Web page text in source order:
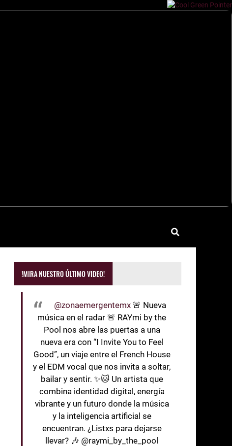
!MIRA NUESTRO ÚLTIMO VIDEO!
@zonaemergentemx 🚨 Nueva
música en el radar 🚨 RAYmi by the
Pool nos abre las puertas a una
nueva era con “I Invite You to Feel
Good”, un viaje entre el French House
y el EDM vocal que nos invita a soltar,
bailar y sentir. ✨🐱 Un artista que
combina identidad digital, energía
vibrante y un futuro donde la música
y la inteligencia artificial se
encuentran. ¿Listxs para dejarse
llevar? 🎶 @raymi_by_the_pool